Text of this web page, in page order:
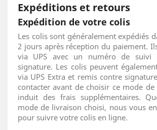
Expéditions et retours
Expédition de votre colis
Les colis sont généralement expédiés
2 jours après réception du paiement.
via UPS avec un numéro de suivi
signature. Les colis peuvent
via UPS Extra et remis contre
contacter avant de choisir ce mode
induit des frais supplémentaires.
mode de livraison choisi, nous vous
pour suivre votre colis en ligne.